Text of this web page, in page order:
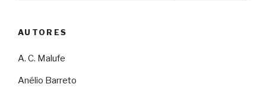
AUTORES
A. C. Malufe
Anélio Barreto